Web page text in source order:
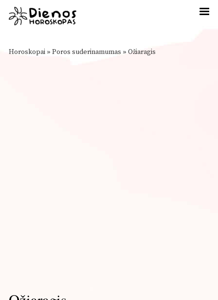
Horoskopai » Poros suderinamumas » Ožiaragis